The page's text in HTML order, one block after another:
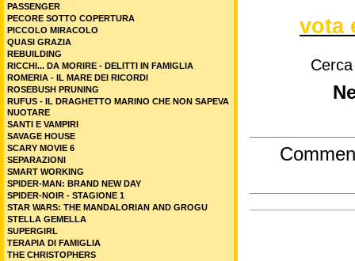
vota
PASSENGER
PECORE SOTTO COPERTURA
PICCOLO MIRACOLO
QUASI GRAZIA
REBUILDING
RICCHI... DA MORIRE - DELITTI IN FAMIGLIA
ROMERIA - IL MARE DEI RICORDI
ROSEBUSH PRUNING
RUFUS - IL DRAGHETTO MARINO CHE NON SAPEVA
NUOTARE
SANTI E VAMPIRI
SAVAGE HOUSE
SCARY MOVIE 6
SEPARAZIONI
SMART WORKING
SPIDER-MAN: BRAND NEW DAY
SPIDER-NOIR - STAGIONE 1
STAR WARS: THE MANDALORIAN AND GROGU
STELLA GEMELLA
SUPERGIRL
TERAPIA DI FAMIGLIA
THE CHRISTOPHERS